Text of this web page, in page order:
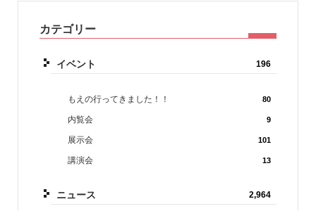
カテゴリー
イベント 196
もえの行ってきました！！ 80
内覧会 9
展示会 101
講演会 13
ニュース 2,964